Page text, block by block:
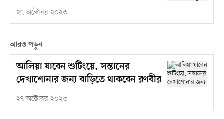
২৭ অক্টোবর ২০২৩
আরও পড়ুন
আলিয়া যাবেন শুটিংয়ে, সন্তানের
দেখাশোনার জন্য বাড়িতে থাকবেন রণবীর
২৭ অক্টোবর ২০২৩